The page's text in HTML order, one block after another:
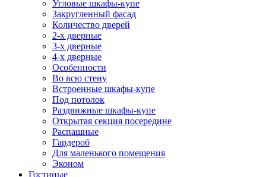
Угловые шкафы-купе
Закругленный фасад
Количество дверей
2-х дверные
3-х дверные
4-х дверные
Особенности
Во всю стену
Встроенные шкафы-купе
Под потолок
Раздвижные шкафы-купе
Открытая секция посередине
Распашные
Гардероб
Для маленького помещения
Эконом
Гостиные